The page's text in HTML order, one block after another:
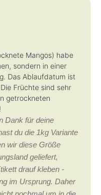
Mangos) habe
sondern in einer
Das Ablaufdatum ist
Früchte sind sehr
getrockneten
Dank für deine
du die 1kg Variante
wir diese Größe
geliefert,
drauf kleben -
im Ursprung. Daher